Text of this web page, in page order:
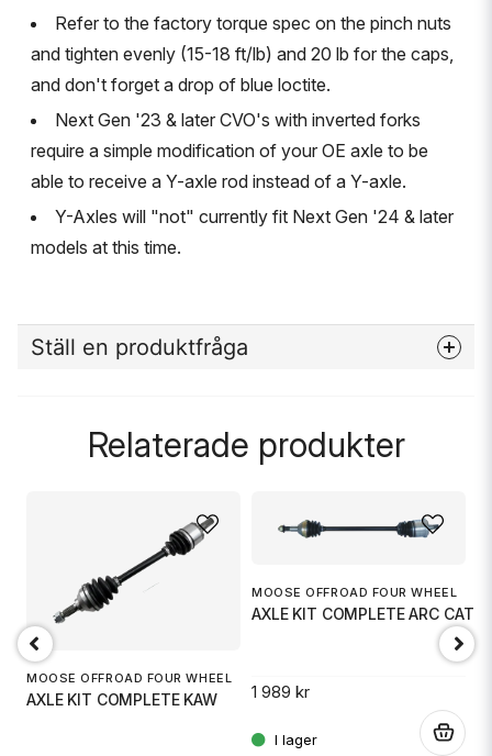
Refer to the factory torque spec on the pinch nuts
and tighten evenly (15-18 ft/lb) and 20 lb for the caps,
and don't forget a drop of blue loctite.
Next Gen '23 & later CVO's with inverted forks
require a simple modification of your OE axle to be
able to receive a Y-axle rod instead of a Y-axle.
Y-Axles will "not" currently fit Next Gen '24 & later
models at this time.
Ställ en produktfråga
email
Mejladress
Ja, ni får publicera min fråga
Relaterade produkter
MOOSE OFFROAD FOUR WHEEL
AXLE KIT COMPLETE KAW
MOOSE OFFROAD FOUR WHEEL
AXLE KIT COMPLETE ARC CAT
1 989 kr